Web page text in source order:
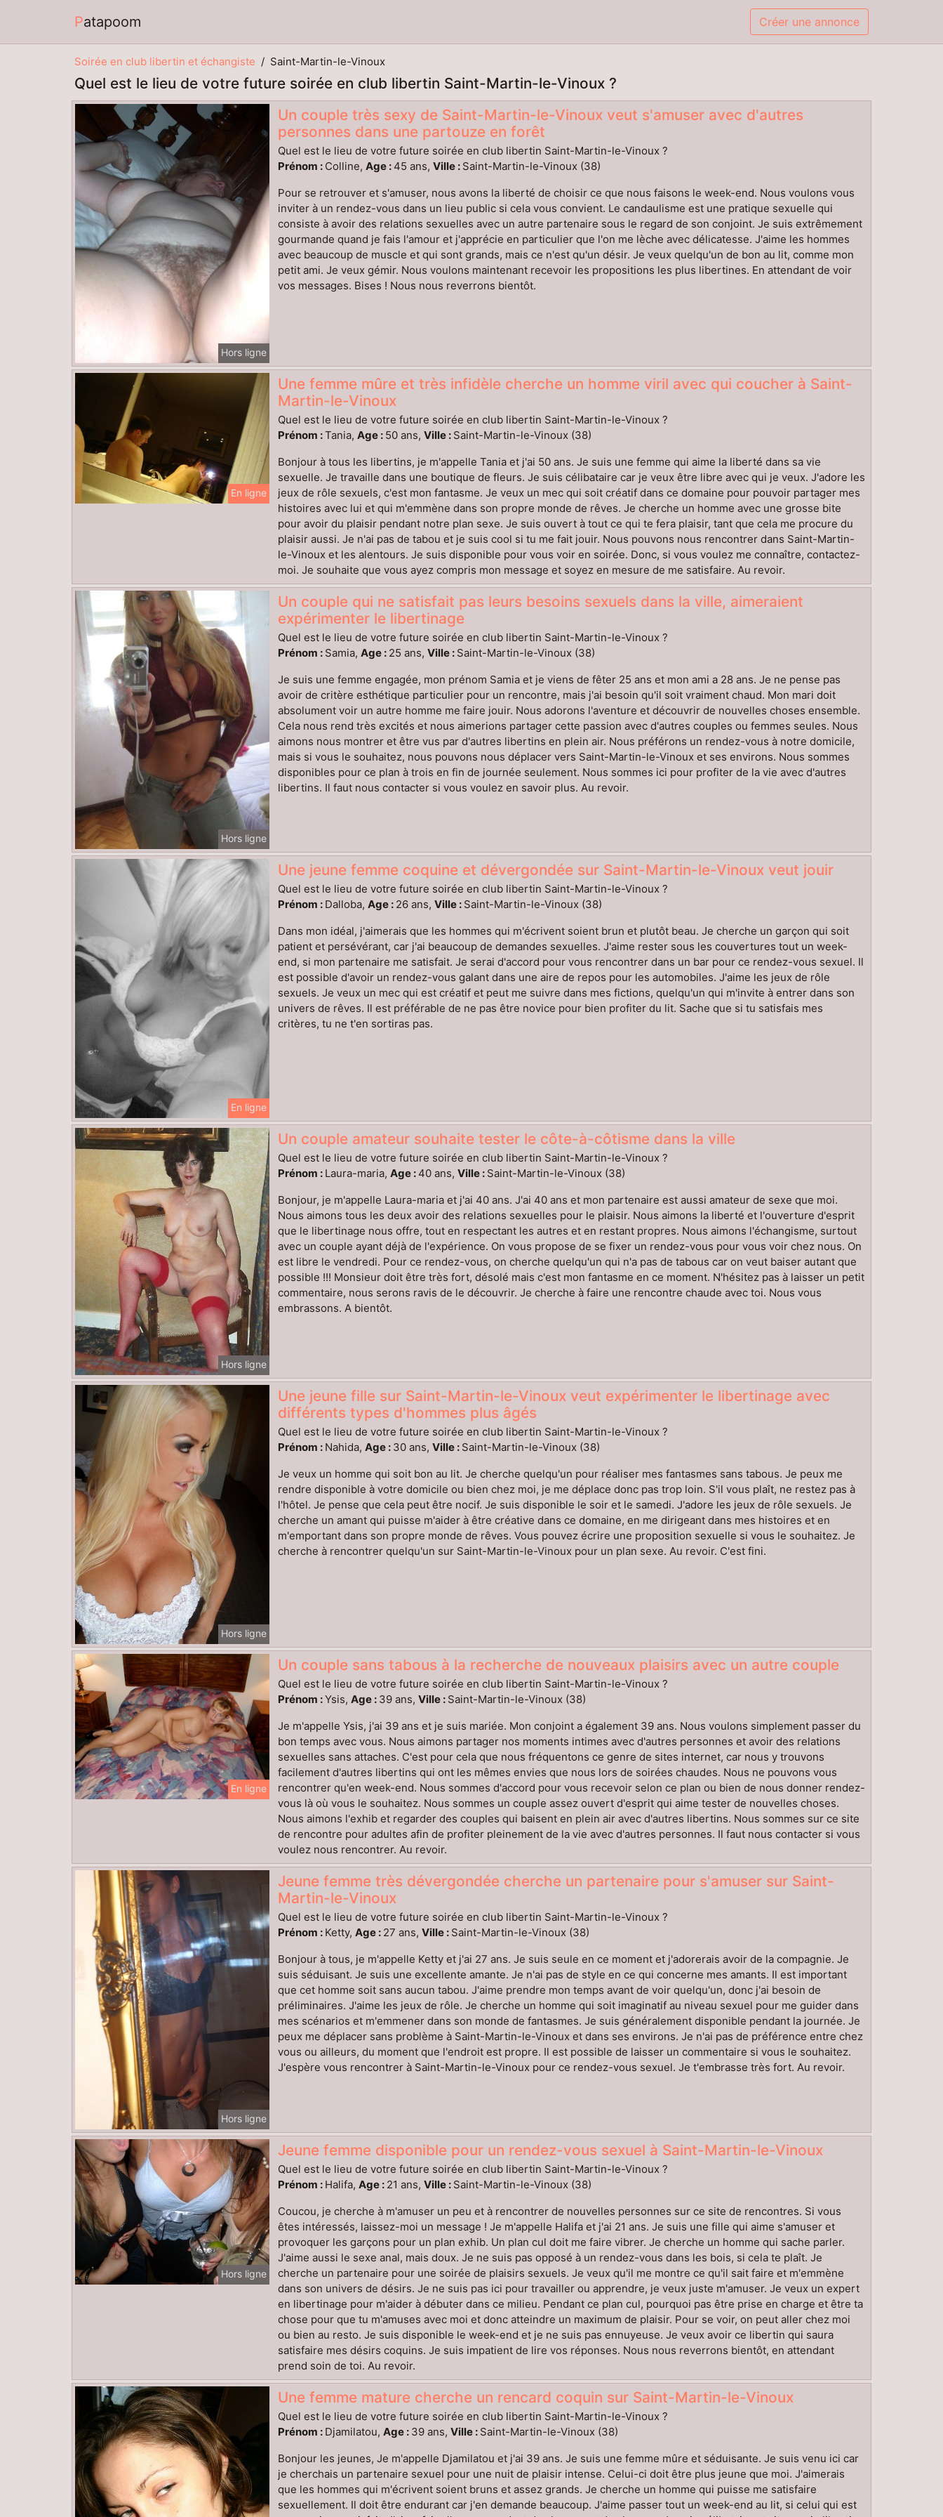
Patapoom Créer une annonce
Soirée en club libertin et échangiste Saint-Martin-le-Vinoux
Quel est le lieu de votre future soirée en club libertin Saint-Martin-le-Vinoux ?
Hors ligne
Un couple très sexy de Saint-Martin-le-Vinoux veut s'amuser avec d'autres
personnes dans une partouze en forêt
Quel est le lieu de votre future soirée en club libertin Saint-Martin-le-Vinoux ?
Prénom : Colline, Age : 45 ans, Ville : Saint-Martin-le-Vinoux (38)
Pour se retrouver et s'amuser, nous avons la liberté de choisir ce que nous faisons le week-end. Nous voulons vous
inviter à un rendez-vous dans un lieu public si cela vous convient. Le candaulisme est une pratique sexuelle qui
consiste à avoir des relations sexuelles avec un autre partenaire sous le regard de son conjoint. Je suis extrêmement
gourmande quand je fais l'amour et j'apprécie en particulier que l'on me lèche avec délicatesse. J'aime les hommes
avec beaucoup de muscle et qui sont grands, mais ce n'est qu'un désir. Je veux quelqu'un de bon au lit, comme mon
petit ami. Je veux gémir. Nous voulons maintenant recevoir les propositions les plus libertines. En attendant de voir
vos messages. Bises ! Nous nous reverrons bientôt.
En ligne
Une femme mûre et très infidèle cherche un homme viril avec qui coucher à Saint-
Martin-le-Vinoux
Quel est le lieu de votre future soirée en club libertin Saint-Martin-le-Vinoux ?
Prénom :Tania, Age : 50 ans, Ville : Saint-Martin-le-Vinoux (38)
Bonjour à tous les libertins, je m'appelle Tania et j'ai 50 ans. Je suis une femme qui aime la liberté dans sa vie
sexuelle. Je travaille dans une boutique de fleurs. Je suis célibataire car je veux être libre avec qui je veux. J'adore les
jeux de rôle sexuels, c'est mon fantasme. Je veux un mec qui soit créatif dans ce domaine pour pouvoir partager mes
histoires avec lui et qui m'emmène dans son propre monde de rêves. Je cherche un homme avec une grosse bite
pour avoir du plaisir pendant notre plan sexe. Je suis ouvert à tout ce qui te fera plaisir, tant que cela me procure du
plaisir aussi. Je n'ai pas de tabou et je suis cool si tu me fait jouir. Nous pouvons nous rencontrer dans Saint-Martin-
le-Vinoux et les alentours. Je suis disponible pour vous voir en soirée. Donc, si vous voulez me connaître, contactez-
moi. Je souhaite que vous ayez compris mon message et soyez en mesure de me satisfaire. Au revoir.
Hors ligne
Un couple qui ne satisfait pas leurs besoins sexuels dans la ville, aimeraient
expérimenter le libertinage
Quel est le lieu de votre future soirée en club libertin Saint-Martin-le-Vinoux ?
Prénom : Samia, Age : 25 ans, Ville : Saint-Martin-le-Vinoux (38)
Je suis une femme engagée, mon prénom Samia et je viens de fêter 25 ans et mon ami a 28 ans. Je ne pense pas
avoir de critère esthétique particulier pour un rencontre, mais j'ai besoin qu'il soit vraiment chaud. Mon mari doit
absolument voir un autre homme me faire jouir. Nous adorons l'aventure et découvrir de nouvelles choses ensemble.
Cela nous rend très excités et nous aimerions partager cette passion avec d'autres couples ou femmes seules. Nous
aimons nous montrer et être vus par d'autres libertins en plein air. Nous préférons un rendez-vous à notre domicile,
mais si vous le souhaitez, nous pouvons nous déplacer vers Saint-Martin-le-Vinoux et ses environs. Nous sommes
disponibles pour ce plan à trois en fin de journée seulement. Nous sommes ici pour profiter de la vie avec d'autres
libertins. Il faut nous contacter si vous voulez en savoir plus. Au revoir.
En ligne
Une jeune femme coquine et dévergondée sur Saint-Martin-le-Vinoux veut jouir
Quel est le lieu de votre future soirée en club libertin Saint-Martin-le-Vinoux ?
Prénom : Dalloba, Age : 26 ans, Ville : Saint-Martin-le-Vinoux (38)
Dans mon idéal, j'aimerais que les hommes qui m'écrivent soient brun et plutôt beau. Je cherche un garçon qui soit
patient et persévérant, car j'ai beaucoup de demandes sexuelles. J'aime rester sous les couvertures tout un week-
end, si mon partenaire me satisfait. Je serai d'accord pour vous rencontrer dans un bar pour ce rendez-vous sexuel. Il
est possible d'avoir un rendez-vous galant dans une aire de repos pour les automobiles. J'aime les jeux de rôle
sexuels. Je veux un mec qui est créatif et peut me suivre dans mes fictions, quelqu'un qui m'invite à entrer dans son
univers de rêves. Il est préférable de ne pas être novice pour bien profiter du lit. Sache que si tu satisfais mes
critères, tu ne t'en sortiras pas.
Hors ligne
Un couple amateur souhaite tester le côte-à-côtisme dans la ville
Quel est le lieu de votre future soirée en club libertin Saint-Martin-le-Vinoux ?
Prénom : Laura-maria, Age : 40 ans, Ville : Saint-Martin-le-Vinoux (38)
Bonjour, je m'appelle Laura-maria et j'ai 40 ans. J'ai 40 ans et mon partenaire est aussi amateur de sexe que moi.
Nous aimons tous les deux avoir des relations sexuelles pour le plaisir. Nous aimons la liberté et l'ouverture d'esprit
que le libertinage nous offre, tout en respectant les autres et en restant propres. Nous aimons l'échangisme, surtout
avec un couple ayant déjà de l'expérience. On vous propose de se fixer un rendez-vous pour vous voir chez nous. On
est libre le vendredi. Pour ce rendez-vous, on cherche quelqu'un qui n'a pas de tabous car on veut baiser autant que
possible !!! Monsieur doit être très fort, désolé mais c'est mon fantasme en ce moment. N'hésitez pas à laisser un petit
commentaire, nous serons ravis de le découvrir. Je cherche à faire une rencontre chaude avec toi. Nous vous
embrassons. A bientôt.
Hors ligne
Une jeune fille sur Saint-Martin-le-Vinoux veut expérimenter le libertinage avec
différents types d'hommes plus âgés
Quel est le lieu de votre future soirée en club libertin Saint-Martin-le-Vinoux ?
Prénom : Nahida, Age : 30 ans, Ville : Saint-Martin-le-Vinoux (38)
Je veux un homme qui soit bon au lit. Je cherche quelqu'un pour réaliser mes fantasmes sans tabous. Je peux me
rendre disponible à votre domicile ou bien chez moi, je me déplace donc pas trop loin. S'il vous plaît, ne restez pas à
l'hôtel. Je pense que cela peut être nocif. Je suis disponible le soir et le samedi. J'adore les jeux de rôle sexuels. Je
cherche un amant qui puisse m'aider à être créative dans ce domaine, en me dirigeant dans mes histoires et en
m'emportant dans son propre monde de rêves. Vous pouvez écrire une proposition sexuelle si vous le souhaitez. Je
cherche à rencontrer quelqu'un sur Saint-Martin-le-Vinoux pour un plan sexe. Au revoir. C'est fini.
En ligne
Un couple sans tabous à la recherche de nouveaux plaisirs avec un autre couple
Quel est le lieu de votre future soirée en club libertin Saint-Martin-le-Vinoux ?
Prénom :Ysis, Age : 39 ans, Ville : Saint-Martin-le-Vinoux (38)
Je m'appelle Ysis, j'ai 39 ans et je suis mariée. Mon conjoint a également 39 ans. Nous voulons simplement passer du
bon temps avec vous. Nous aimons partager nos moments intimes avec d'autres personnes et avoir des relations
sexuelles sans attaches. C'est pour cela que nous fréquentons ce genre de sites internet, car nous y trouvons
facilement d'autres libertins qui ont les mêmes envies que nous lors de soirées chaudes. Nous ne pouvons vous
rencontrer qu'en week-end. Nous sommes d'accord pour vous recevoir selon ce plan ou bien de nous donner rendez-
vous là où vous le souhaitez. Nous sommes un couple assez ouvert d'esprit qui aime tester de nouvelles choses.
Nous aimons l'exhib et regarder des couples qui baisent en plein air avec d'autres libertins. Nous sommes sur ce site
de rencontre pour adultes afin de profiter pleinement de la vie avec d'autres personnes. Il faut nous contacter si vous
voulez nous rencontrer. Au revoir.
Hors ligne
Jeune femme très dévergondée cherche un partenaire pour s'amuser sur Saint-
Martin-le-Vinoux
Quel est le lieu de votre future soirée en club libertin Saint-Martin-le-Vinoux ?
Prénom : Ketty, Age : 27 ans, Ville : Saint-Martin-le-Vinoux (38)
Bonjour à tous, je m'appelle Ketty et j'ai 27 ans. Je suis seule en ce moment et j'adorerais avoir de la compagnie. Je
suis séduisant. Je suis une excellente amante. Je n'ai pas de style en ce qui concerne mes amants. Il est important
que cet homme soit sans aucun tabou. J'aime prendre mon temps avant de voir quelqu'un, donc j'ai besoin de
préliminaires. J'aime les jeux de rôle. Je cherche un homme qui soit imaginatif au niveau sexuel pour me guider dans
mes scénarios et m'emmener dans son monde de fantasmes. Je suis généralement disponible pendant la journée. Je
peux me déplacer sans problème à Saint-Martin-le-Vinoux et dans ses environs. Je n'ai pas de préférence entre chez
vous ou ailleurs, du moment que l'endroit est propre. Il est possible de laisser un commentaire si vous le souhaitez.
J'espère vous rencontrer à Saint-Martin-le-Vinoux pour ce rendez-vous sexuel. Je t'embrasse très fort. Au revoir.
Hors ligne
Jeune femme disponible pour un rendez-vous sexuel à Saint-Martin-le-Vinoux
Quel est le lieu de votre future soirée en club libertin Saint-Martin-le-Vinoux ?
Prénom : Halifa, Age : 21 ans, Ville : Saint-Martin-le-Vinoux (38)
Coucou, je cherche à m'amuser un peu et à rencontrer de nouvelles personnes sur ce site de rencontres. Si vous
êtes intéressés, laissez-moi un message ! Je m'appelle Halifa et j'ai 21 ans. Je suis une fille qui aime s'amuser et
provoquer les garçons pour un plan exhib. Un plan cul doit me faire vibrer. Je cherche un homme qui sache parler.
J'aime aussi le sexe anal, mais doux. Je ne suis pas opposé à un rendez-vous dans les bois, si cela te plaît. Je
cherche un partenaire pour une soirée de plaisirs sexuels. Je veux qu'il me montre ce qu'il sait faire et m'emmène
dans son univers de désirs. Je ne suis pas ici pour travailler ou apprendre, je veux juste m'amuser. Je veux un expert
en libertinage pour m'aider à débuter dans ce milieu. Pendant ce plan cul, pourquoi pas être prise en charge et être ta
chose pour que tu m'amuses avec moi et donc atteindre un maximum de plaisir. Pour se voir, on peut aller chez moi
ou bien au resto. Je suis disponible le week-end et je ne suis pas ennuyeuse. Je veux avoir ce libertin qui saura
satisfaire mes désirs coquins. Je suis impatient de lire vos réponses. Nous nous reverrons bientôt, en attendant
prend soin de toi. Au revoir.
Une femme mature cherche un rencard coquin sur Saint-Martin-le-Vinoux
Quel est le lieu de votre future soirée en club libertin Saint-Martin-le-Vinoux ?
Prénom : Djamilatou, Age : 39 ans, Ville : Saint-Martin-le-Vinoux (38)
Bonjour les jeunes, Je m'appelle Djamilatou et j'ai 39 ans. Je suis une femme mûre et séduisante. Je suis venu ici car
je cherchais un partenaire sexuel pour une nuit de plaisir intense. Celui-ci doit être plus jeune que moi. J'aimerais
que les hommes qui m'écrivent soient bruns et assez grands. Je cherche un homme qui puisse me satisfaire
sexuellement. Il doit être endurant car j'en demande beaucoup. J'aime passer tout un week-end au lit, si celui qui est